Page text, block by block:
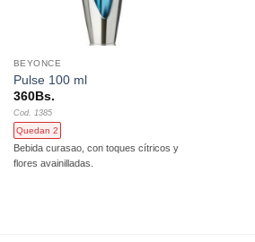
BEYONCE
Pulse 100 ml
360Bs.
Cod. 1385
Quedan 2
Bebida curasao, con toques cítricos y
flores avainilladas.